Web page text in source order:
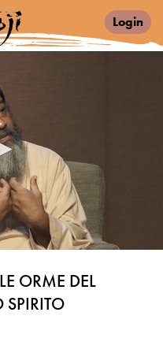
Login
ORME DEL